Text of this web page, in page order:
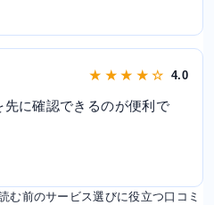
★ ★ ★ ★ ☆ 4.0
に確認できるのが便利で
む前のサービス選びに役立つ口コミ